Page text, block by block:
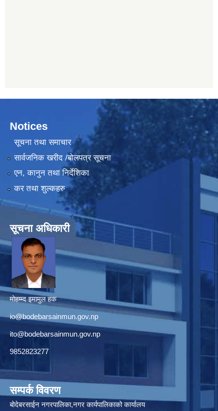
Notices
सूचना तथा समाचार
सार्वजनिक खरीद /बोलपत्र सूचना
एन, कानुन तथा निर्देशिका
कर तथा शुल्कहरु
सूचना अधिकारी
मोहम्म्द इमामुल हक
io@bodebarsainmun.gov.np
ito@bodebarsainmun.gov.np
9852823277
सम्पर्क विवरण
बोदेबरसाईन नगरपालिका,नगर कार्यपालिकाको कार्यालय